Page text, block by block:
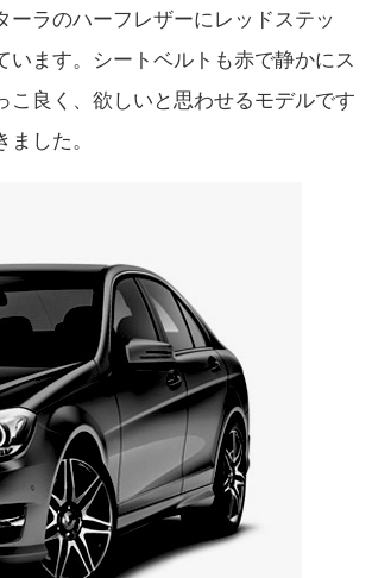
ラのハーフレザーにレッドステッ
ます。シートベルトも赤で静かにス
良く、欲しいと思わせるモデルです
した。